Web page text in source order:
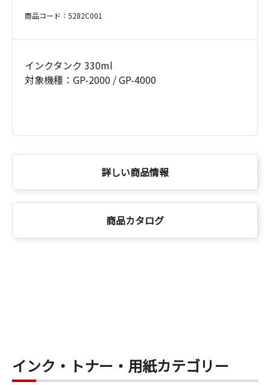
商品コード：5282C001
インクタンク 330ml
対象機種：GP-2000 / GP-4000
詳しい商品情報
商品カタログ
インク・トナー・用紙カテゴリー